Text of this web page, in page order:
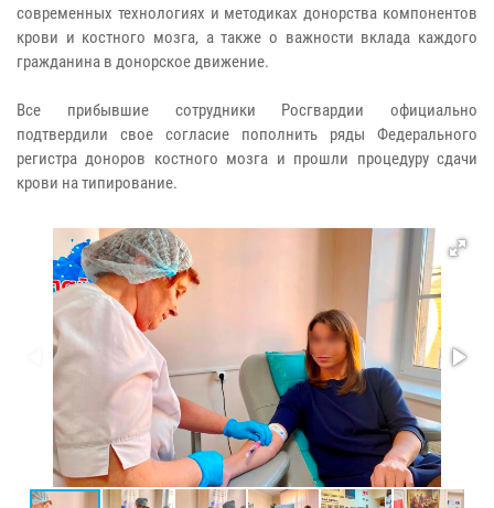
современных технологиях и методиках донорства компонентов
крови и костного мозга, а также о важности вклада каждого
гражданина в донорское движение.
Все прибывшие сотрудники Росгвардии официально
подтвердили свое согласие пополнить ряды Федерального
регистра доноров костного мозга и прошли процедуру сдачи
крови на типирование.